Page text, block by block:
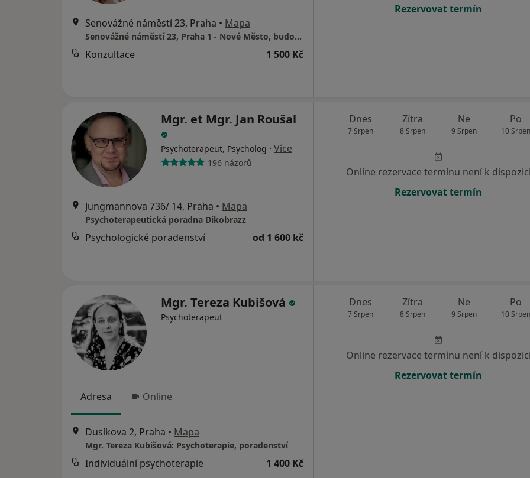
Senovážné náměstí 23, Praha • Mapa
Senovážné náměstí 23, Praha 1 - Nové Město, budova B (5. patro)
Konzultace 1 500 Kč
Rezervovat termín
Mgr. et Mgr. Jan Roušal
Psychoterapeut, Psycholog · Více
196 názorů
Jungmannova 736/ 14, Praha • Mapa
Psychoterapeutická poradna Dikobrazz
Psychologické poradenství od 1 600 kč
Dnes
7 Srpen
Zítra
8 Srpen
Ne
9 Srpen
Po
10 Srpen
Online rezervace termínu není k dispozici
Rezervovat termín
Mgr. Tereza Kubišová
Psychoterapeut
Adresa Online
Dusíkova 2, Praha • Mapa
Mgr. Tereza Kubišová: Psychoterapie, poradenství
Individuální psychoterapie 1 400 Kč
Dnes
7 Srpen
Zítra
8 Srpen
Ne
9 Srpen
Po
10 Srpen
Online rezervace termínu není k dispozici
Rezervovat termín